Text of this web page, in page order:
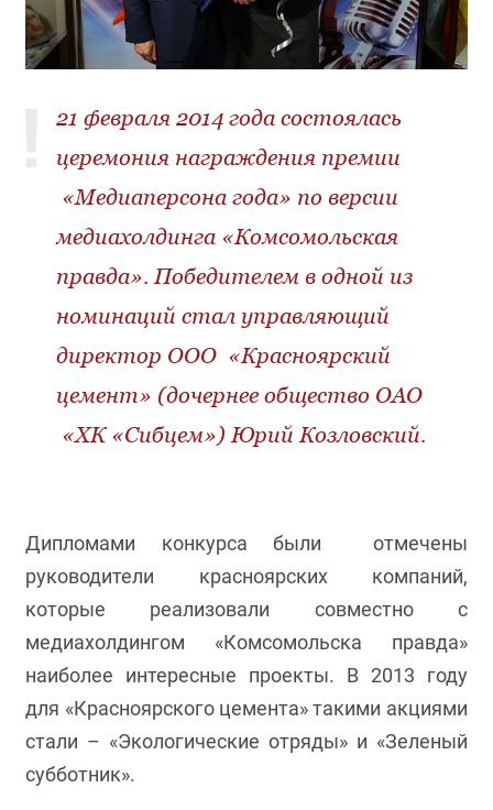
21 февраля 2014 года состоялась
церемония награждения премии
«Медиаперсона года» по версии
медиахолдинга «Комсомольская
правда». Победителем в одной из
номинаций стал управляющий
директор ООО «Красноярский
цемент» (дочернее общество ОАО
«ХК «Сибцем») Юрий Козловский.
Дипломами конкурса были отмечены
руководители красноярских компаний,
которые реализовали совместно с
медиахолдингом «Комсомольска правда»
наиболее интересные проекты. В 2013 году
для «Красноярского цемента» такими акциями
стали – «Экологические отряды» и «Зеленый
субботник».